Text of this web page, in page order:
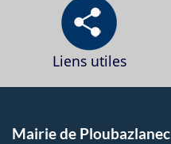
Liens utiles
Mairie de Ploubazlanec